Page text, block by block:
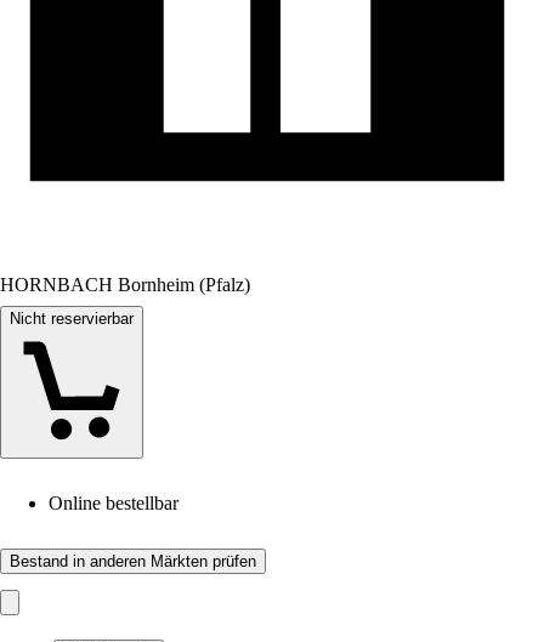
HORNBACH Bornheim (Pfalz)
Nicht reservierbar
Online bestellbar
Bestand in anderen Märkten prüfen